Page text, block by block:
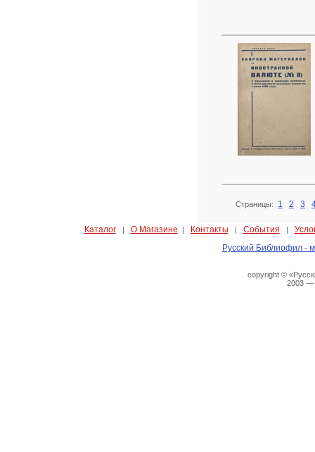
Страницы: 1 2 3
Каталог| О Магазине | Контакты | События |
Русский Библиофил -
copyright ©
2003 —